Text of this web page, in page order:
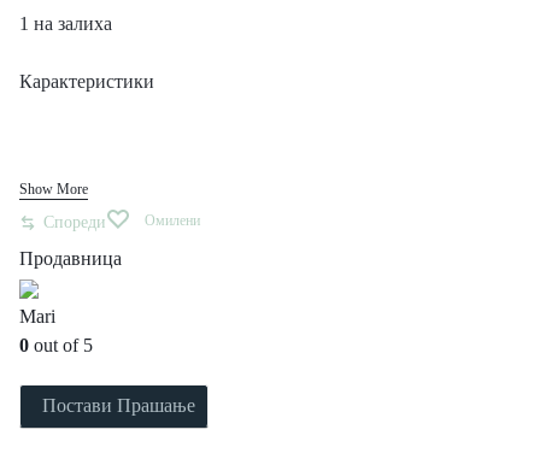
1 на залиха
Карактеристики
Show More
Спореди Омилени
Продавница
Mari
0 out of 5
Постави Прашање